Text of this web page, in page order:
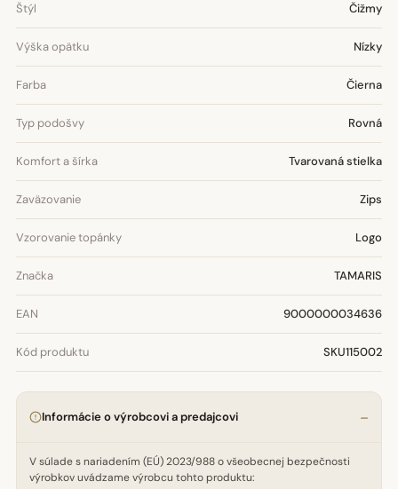
Štýl Čižmy
Výška opätku Nízky
Farba Čierna
Typ podošvy Rovná
Komfort a šírka Tvarovaná stielka
Zaväzovanie Zips
Vzorovanie topánky Logo
Značka TAMARIS
EAN 9000000034636
Kód produktu SKU115002
Informácie o výrobcovi a predajcovi
V súlade s nariadením (EÚ) 2023/988 o všeobecnej bezpečnosti
výrobkov uvádzame výrobcu tohto produktu: